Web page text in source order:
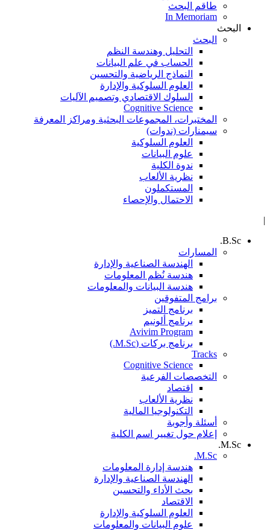
طاقم البحث
In Memoriam
البحث
البحث
التحليل وهندسة النظم
الحساب في علم البيانات
النماذج الرياضية والتحسين
العلوم السلوكية والإدارة
السلوك الاقتصادي وتصميم الآليات
Cognitive Science
المختبرات، المجموعات البحثية ومراكز المعرفة
سيمنارات (ندوات)
العلوم السلوكية
علوم البيانات
ندوة الكلية
نظرية الألعاب
المستكملون
الاحتمال والإحصاء
|
B.Sc.
المسارات
الهندسة الصناعية والإدارة
هندسة نُظم المعلومات
هندسة البيانات والمعلومات
برامج المتفوقين
برنامج التميز
برنامج ألونيم
Avivim Program
برنامج بركات (M.Sc.)
Tracks
Cognitive Science
التخصصات الفرعية
اقتصاد
نظرية الألعاب
التكنولوجيا المالية
أسئلة وأجوبة
إعلام حول تغيير اسم الكلية
M.Sc.
M.Sc.
هندسة إدارة المعلومات
الهندسة الصناعية والإدارة
بحث الأداء والتحسين
الاقتصاد
العلوم السلوكية والإدارة
علوم البيانات والمعلومات